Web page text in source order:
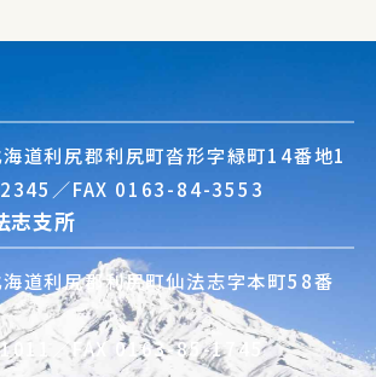
道利尻郡利尻町沓形字緑町14番地1
／FAX 0163-84-3553
志支所
道利尻郡利尻町仙法志字本町58番
／FAX 0163-85-1745